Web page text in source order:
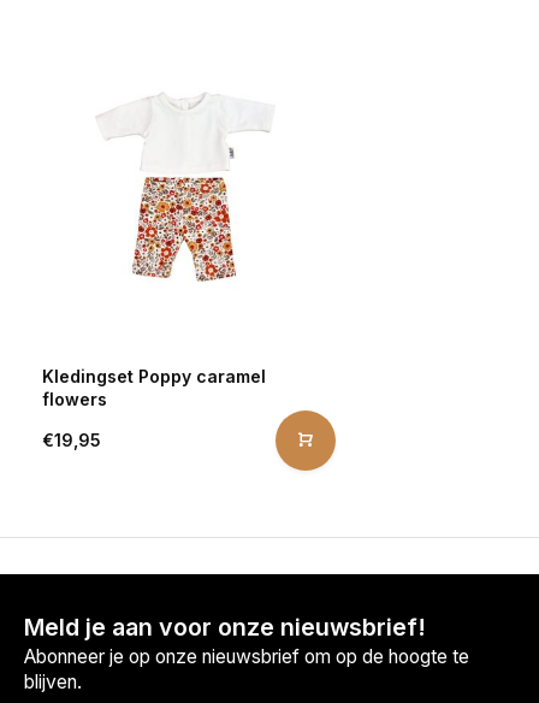
Kledingset Poppy caramel
flowers
€19,95
Meld je aan voor onze nieuwsbrief!
Abonneer je op onze nieuwsbrief om op de hoogte te
blijven.